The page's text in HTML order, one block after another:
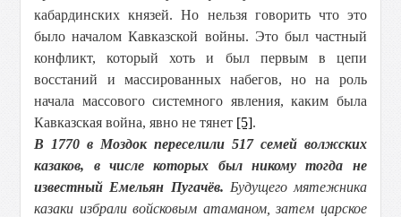
кабардинских князей. Но нельзя говорить что это
было началом Кавказской войны. Это был частный
конфликт, который хоть и был первым в цепи
восстаний и массированных набегов, но на роль
начала массового системного явления, каким была
Кавказская война, явно не тянет [5].
В 1770 в Моздок переселили 517 семей волжских
казаков, в числе которых был никому тогда не
известный Емельян Пугачёв. Будущего мятежника
казаки избрали войсковым атаманом, затем царское